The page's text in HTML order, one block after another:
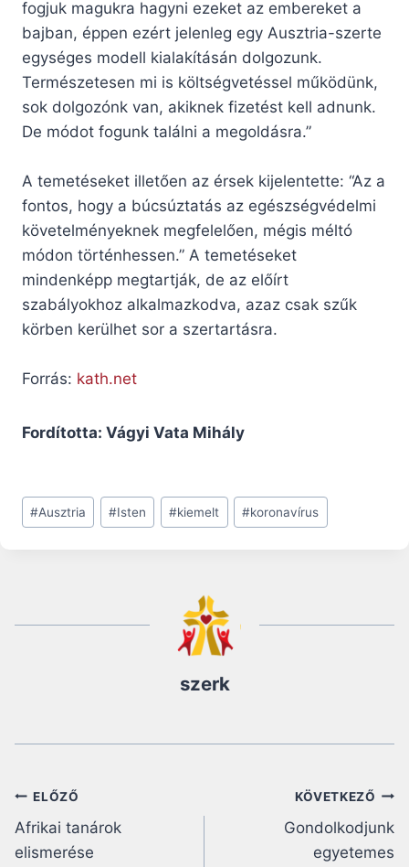
fogjuk magukra hagyni ezeket az embereket a
bajban, éppen ezért jelenleg egy Ausztria-szerte
egységes modell kialakításán dolgozunk.
Természetesen mi is költségvetéssel működünk,
sok dolgozónk van, akiknek fizetést kell adnunk.
De módot fogunk találni a megoldásra.”
A temetéseket illetően az érsek kijelentette: “Az a
fontos, hogy a búcsúztatás az egészségvédelmi
követelményeknek megfelelően, mégis méltó
módon történhessen.” A temetéseket
mindenképp megtartják, de az előírt
szabályokhoz alkalmazkodva, azaz csak szűk
körben kerülhet sor a szertartásra.
Forrás: kath.net
Fordította: Vágyi Vata Mihály
Post
Tags:
#Ausztria #Isten #kiemelt #koronavírus
szerk
Bejegyzés
navigáció
ELŐZŐ
Afrikai tanárok
elismerése
KÖVETKEZŐ
Gondolkodjunk
egyetemes